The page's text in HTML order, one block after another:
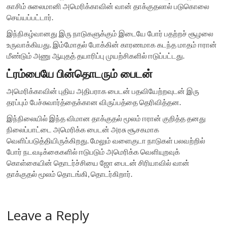
காசிம் சுலைமானி அமெரிக்காவின் வான் தாக்குதலால் படுகொலை
செய்யப்பட்டார்.
இந்நிகழ்வானது இரு நாடுகளுக்கும் இடையே போர் பதற்றச் சூழலை
உருவாக்கியது. இம்மோதல் போக்கின் காரணமாக கடந்த மாதம் ஈரான்
மீண்டும் அணு ஆயுதத் தயாரிப்பு முயற்சிகளில் ஈடுப்பட்டது.
ட்ரம்பையே பின்தொடரும் பைடன்
அமெரிக்காவின் புதிய அதிபராக பைடன் பதவியேற்றவுடன் இரு
தரப்பும் பேச்சுவார்த்தைக்கான விருப்பத்தை தெரிவித்தன.
இந்நிலையில் இந்த விமான தாக்குதல் மூலம் ஈரான் குறித்த தனது
நிலைப்பாட்டை அமெரிக்க பைடன் அரசு சூசகமாக
வெளிப்படுத்தியிருக்கிறது. மேலும் வளைகுடா நாடுகள் பலவற்றில்
போர் நடவடிக்கைகளில் ஈடுபடும் அமெரிக்க வெளியுறவுக்
கொள்கையின் தொடர்ச்சியை ஜோ பைடன் சிரியாவில் வான்
தாக்குதல் மூலம் தொடங்கி, தொடர்கிறார்.
Leave a Reply